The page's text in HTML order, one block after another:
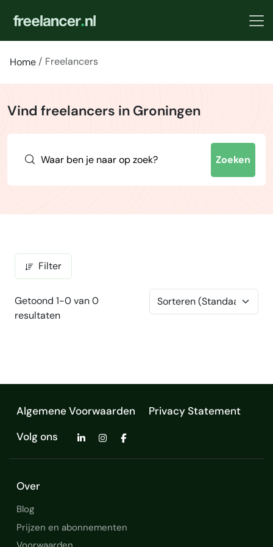
Home Freelancers
Vind freelancers in Groningen
Zoeken
Filter
Getoond 1-0 van 0
resultaten
Algemene Voorwaarden
Privacy Statement
Volg ons
Over
Blog
Prijzen en abonnementen